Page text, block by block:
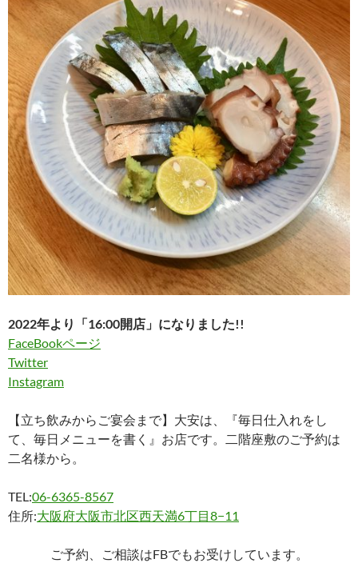
2022年より「16:00開店」になりました!!
FaceBookページ
Twitter
Instagram
【立ち飲みからご宴会まで】大安は、『毎日仕入れをし
て、毎日メニューを書く』お店です。二階座敷のご予約は
二名様から。
TEL:06-6365-8567
住所:大阪府大阪市北区西天満6丁目8−11
ご予約、ご相談はFBでもお受けしています。